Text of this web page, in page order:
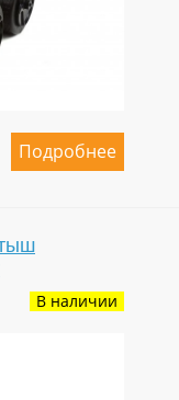
Подробнее
В наличии